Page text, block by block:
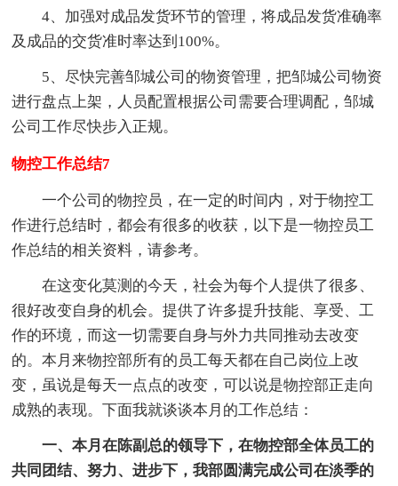
4、加强对成品发货环节的管理，将成品发货准确率
及成品的交货准时率达到100%。
5、尽快完善邹城公司的物资管理，把邹城公司物资
进行盘点上架，人员配置根据公司需要合理调配，邹城
公司工作尽快步入正规。
物控工作总结7
一个公司的物控员，在一定的时间内，对于物控工
作进行总结时，都会有很多的收获，以下是一物控员工
作总结的相关资料，请参考。
在这变化莫测的今天，社会为每个人提供了很多、
很好改变自身的机会。提供了许多提升技能、享受、工
作的环境，而这一切需要自身与外力共同推动去改变
的。本月来物控部所有的员工每天都在自己岗位上改
变，虽说是每天一点点的改变，可以说是物控部正走向
成熟的表现。下面我就谈谈本月的工作总结：
一、本月在陈副总的领导下，在物控部全体员工的
共同团结、努力、进步下，我部圆满完成公司在淡季的